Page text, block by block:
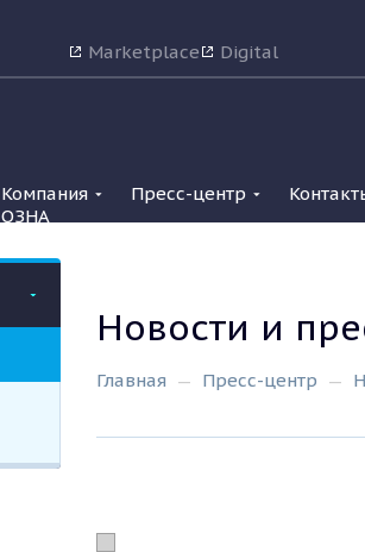
Marketplace
Digital
Компания
ОЗНА
Пресс-центр
Новости и
Главная Пресс-центр